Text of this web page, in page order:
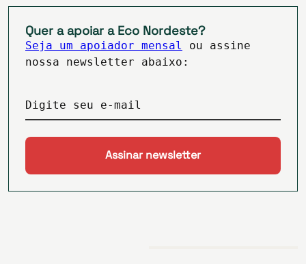
Quer a apoiar a Eco Nordeste?
Seja um apoiador mensal
ou assine
nossa newsletter abaixo:
Digite seu e-mail